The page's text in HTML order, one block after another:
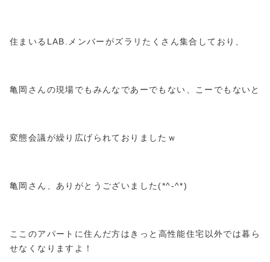
住まいるLAB.メンバーがズラリたくさん集合しており、
亀岡さんの現場でもみんなであーでもない、こーでもないと
変態会議が繰り広げられておりましたｗ
亀岡さん、ありがとうございました(*^-^*)
ここのアパートに住んだ方はきっと高性能住宅以外では暮ら
せなくなりますよ！